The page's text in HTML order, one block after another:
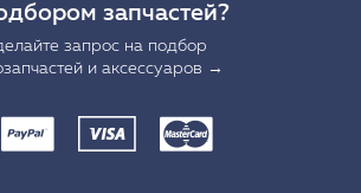
запчастей?
запрос на подбор
и аксессуаров →